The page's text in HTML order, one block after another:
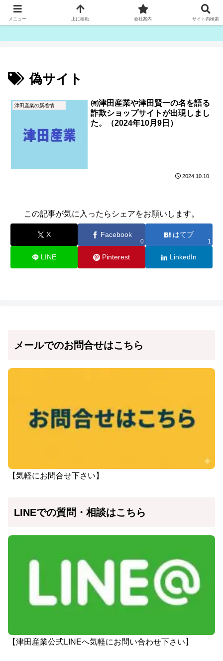
ゴム紐・平ゴム製造販売は津田産業直販部です
偽サイト
津田産業の新着情報（NEWS）
㈲津田産業や津田賢一の名を語る
詐欺ショップサイトが出現しまし
た。（2024年10月9日）
2024.10.10
この記事が気に入ったらシェアをお願いします。
X Facebook
0
はてブ
1
LINE Pinterest LinkedIn
メールでのお問合せはこちら
【気軽にお問合せ下さい】
LINEでの質問・相談はこちら
【津田産業公式LINEへ気軽にお問い合わせ下さい】
メニュー 上に移動 会社案内 サイト内検索